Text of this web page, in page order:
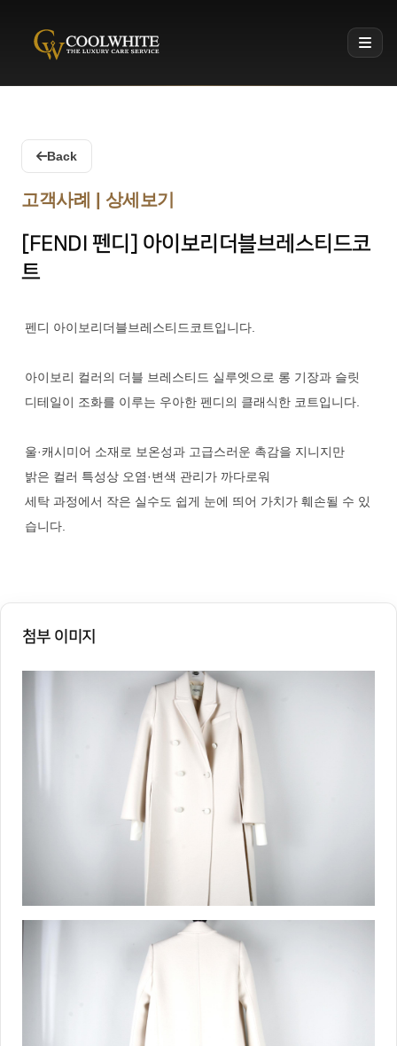
Coolwhite
Back
고객사례 | 상세보기
[FENDI 펜디] 아이보리더블브레스티드코
트
펜디 아이보리더블브레스티드코트입니다.
아이보리 컬러의 더블 브레스티드 실루엣으로 롱 기장과 슬릿
디테일이 조화를 이루는 우아한 펜디의 클래식한 코트입니다.
울·캐시미어 소재로 보온성과 고급스러운 촉감을 지니지만
밝은 컬러 특성상 오염·변색 관리가 까다로워
세탁 과정에서 작은 실수도 쉽게 눈에 띄어 가치가 훼손될 수 있
습니다.
첨부 이미지